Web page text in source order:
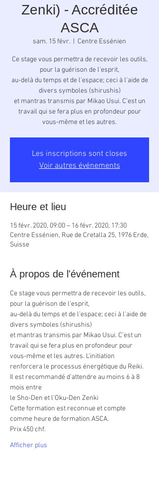
Zenki) - Accréditée
ASCA
sam. 15 févr. Centre Essénien
Ce stage vous permettra de recevoir les outils,
pour la guérison de l'esprit,
au-delà du temps et de l'espace; ceci à l'aide de
divers symboles (shirushis)
et mantras transmis par Mikao Usui. C’est un
travail qui se fera plus en profondeur pour
vous-même et les autres.
Les inscriptions sont closes
Voir autres événements
Heure et lieu
15 févr. 2020, 09:00 – 16 févr. 2020, 17:30
Centre Essénien, Rue de Cretalla 25, 1976 Erde,
Suisse
À propos de l'événement
Ce stage vous permettra de recevoir les outils,
pour la guérison de l'esprit,
au-delà du temps et de l'espace; ceci à l'aide de
divers symboles (shirushis)
et mantras transmis par Mikao Usui. C’est un
travail qui se fera plus en profondeur pour
vous-même et les autres. L'initiation
renforcera le processus énergétique du Reiki.
Il est recommandé d'attendre au moins 6 à 8
mois entre
le Sho-Den et l’Oku-Den Zenki
Cette formation est reconnue et compte
comme heure de formation ASCA.
Prix 450 chf.
Afficher plus